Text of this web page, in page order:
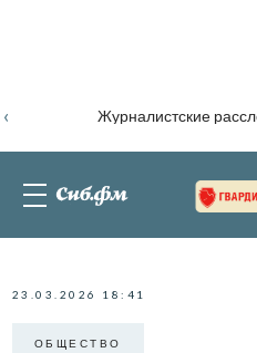
Журналистские
‹
23.03.2026 18:41
ОБЩЕСТВО